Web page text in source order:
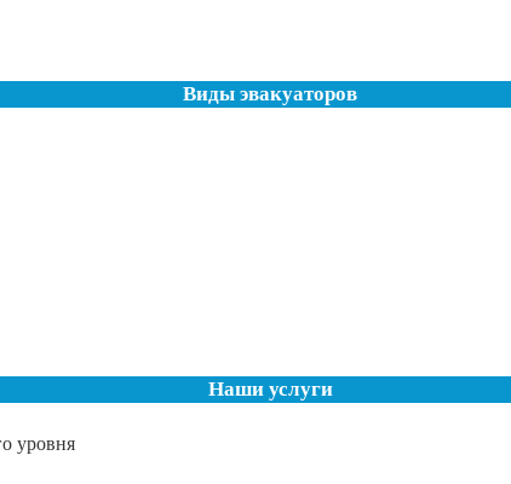
Виды эвакуаторов
Наши услуги
уровня